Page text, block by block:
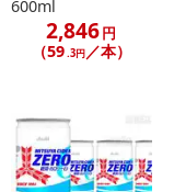
600ml
2,846円
（59.3円／本）